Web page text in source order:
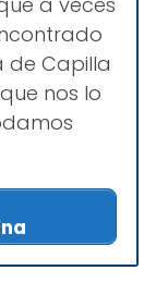
de Capilla
nos lo